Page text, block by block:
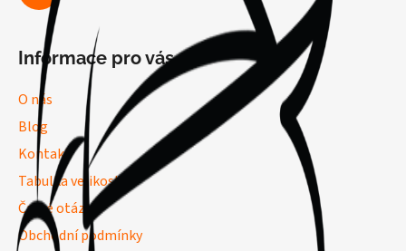
Informace pro vás
O nás
Blog
Kontakt
Tabulka velikostí
Časté otázky
Obchodní podmínky